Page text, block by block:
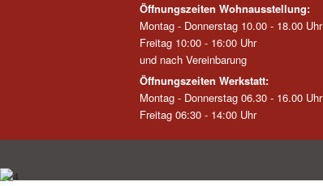
Öffnungszeiten Wohnausstellung:
Montag - Donnerstag 10.00 - 18.00 Uhr
Freitag 10:00 - 16:00 Uhr
und nach Vereinbarung
Öffnungszeiten Werkstatt:
Montag - Donnerstag 06.30 - 16.00 Uhr
Freitag 06:30 - 14:00 Uhr